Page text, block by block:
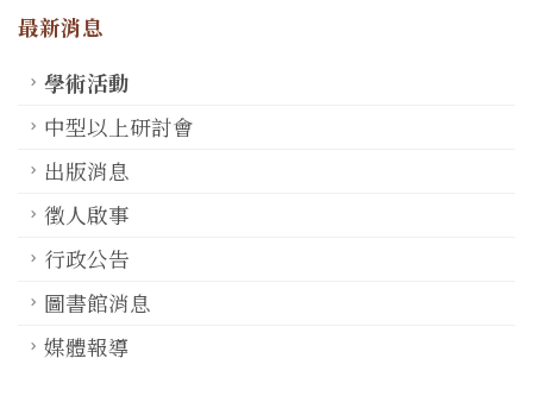
最新消息
學術活動
中型以上研討會
出版消息
徵人啟事
行政公告
圖書館消息
媒體報導